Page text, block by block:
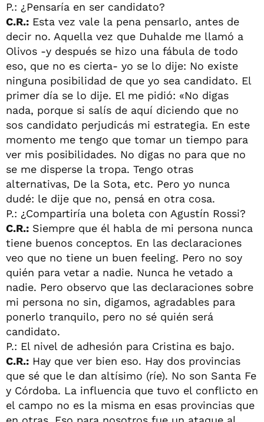
P.: ¿Pensaría en ser candidato?
C.R.: Esta vez vale la pena pensarlo, antes de
decir no. Aquella vez que Duhalde me llamó a
Olivos -y después se hizo una fábula de todo
eso, que no es cierta- yo se lo dije: No existe
ninguna posibilidad de que yo sea candidato. El
primer día se lo dije. El me pidió: «No digas
nada, porque si salís de aquí diciendo que no
sos candidato perjudicás mi estrategia. En este
momento me tengo que tomar un tiempo para
ver mis posibilidades. No digas no para que no
se me disperse la tropa. Tengo otras
alternativas, De la Sota, etc. Pero yo nunca
dudé: le dije que no, pensá en otra cosa.
P.: ¿Compartiría una boleta con Agustín Rossi?
C.R.: Siempre que él habla de mi persona nunca
tiene buenos conceptos. En las declaraciones
veo que no tiene un buen feeling. Pero no soy
quién para vetar a nadie. Nunca he vetado a
nadie. Pero observo que las declaraciones sobre
mi persona no sin, digamos, agradables para
ponerlo tranquilo, pero no sé quién será
candidato.
P.: El nivel de adhesión para Cristina es bajo.
C.R.: Hay que ver bien eso. Hay dos provincias
que sé que le dan altísimo (ríe). No son Santa Fe
y Córdoba. La influencia que tuvo el conflicto en
el campo no es la misma en esas provincias que